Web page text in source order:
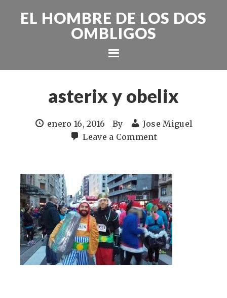
EL HOMBRE DE LOS DOS
OMBLIGOS
asterix y obelix
enero 16, 2016 By
Jose Miguel
Leave a Comment